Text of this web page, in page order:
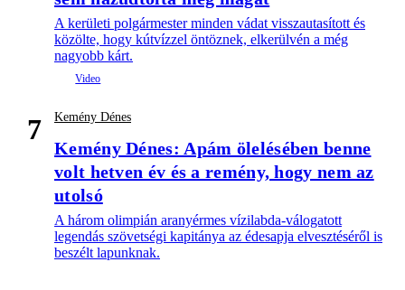
A kerületi polgármester minden vádat visszautasított és
közölte, hogy kútvízzel öntöznek, elkerülvén a még
nagyobb kárt.
7 Kemény Dénes
Kemény Dénes: Apám ölelésében benne
volt hetven év és a remény, hogy nem az
utolsó
A három olimpián aranyérmes vízilabda-válogatott
legendás szövetségi kapitánya az édesapja elvesztéséről is
beszélt lapunknak.